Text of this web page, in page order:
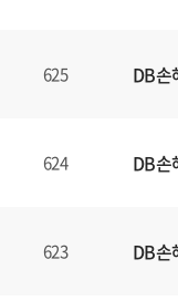
625 DB손
624 DB손
623 DB손